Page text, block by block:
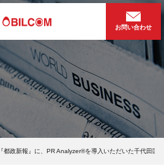
お問い合わせ
『都政新報』に、PR Analyzer®を導入いただいた千代田区